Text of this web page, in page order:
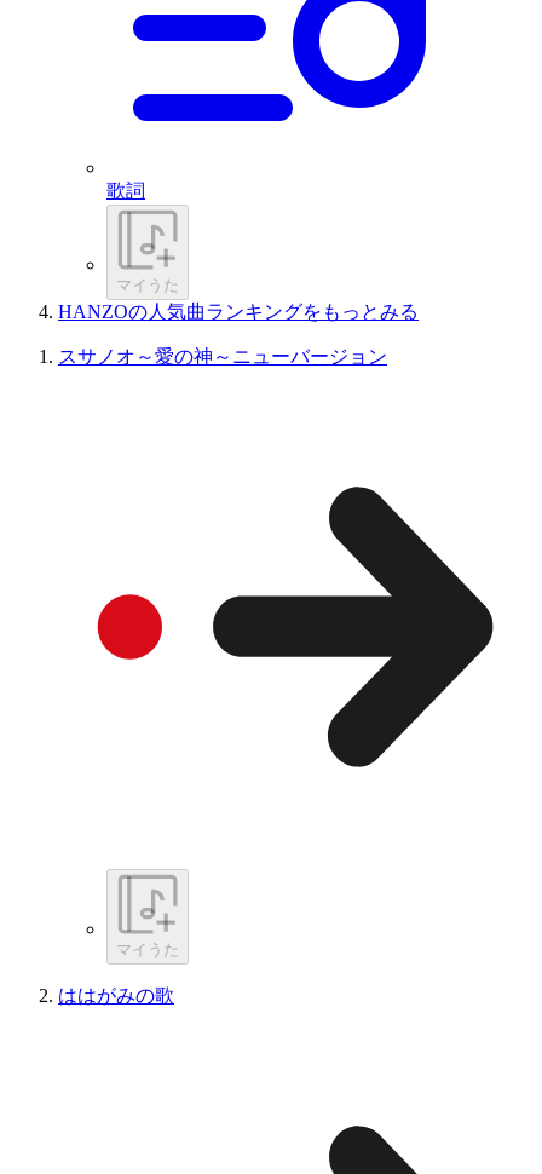
歌詞
マイうた
HANZOの人気曲ランキングをもっとみる
スサノオ～愛の神～ニューバージョン
マイうた
ははがみの歌